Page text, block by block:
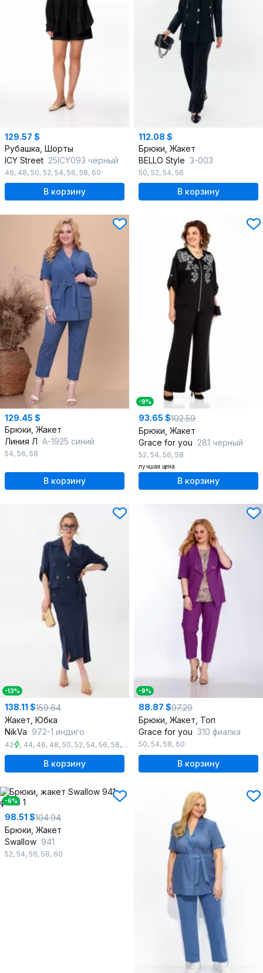
129.57 $
Рубашка, Шорты
ICY Street 25ICY093 чёрный
46, 48, 50, 52, 54, 56, 58, 60
В корзину
112.08 $
Брюки, Жакет
BELLO Style 3-003
50, 52, 54, 56
В корзину
129.45 $
Брюки, Жакет
Линия Л А-1925 синий
54, 56, 58
В корзину
-9%
93.65 $102.59
Брюки, Жакет
Grace for you 281 черный
52, 54, 56, 58
лучшая цена
В корзину
-13%
138.11 $159.64
Жакет, Юбка
NikVa 972-1 индиго
42 , 44, 46, 48, 50, 52, 54, 56, 58, 60
В корзину
-9%
88.87 $97.29
Брюки, Жакет, Топ
Grace for you 310 фиалка
50, 54, 58, 60
В корзину
-6%
98.51 $104.94
Брюки, Жакет
Swallow 941
52, 54, 56, 58, 60